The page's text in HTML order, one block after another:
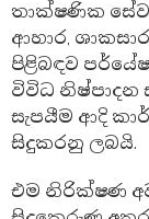
තාක්ෂණික
ආහාර,
පිළිබඳව
විවිධ නිෂ්පාදන
සැපයීම ආදි
සිදුකරනු ලබයි.
එම නිරික්ෂණ